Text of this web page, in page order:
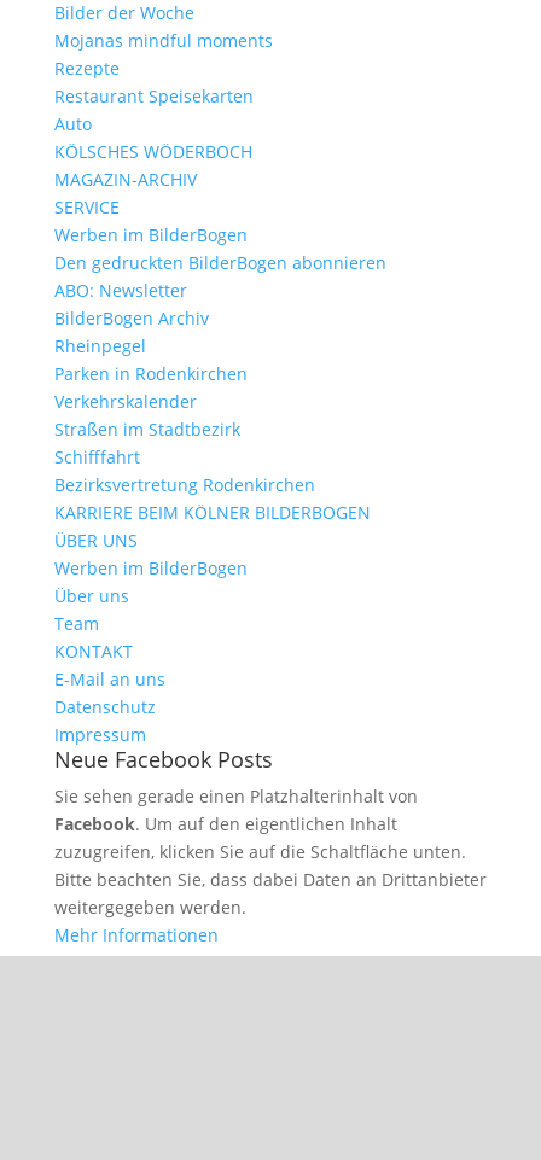
Bilder der Woche
Mojanas mindful moments
Rezepte
Restaurant Speisekarten
Auto
KÖLSCHES WÖDERBOCH
MAGAZIN-ARCHIV
SERVICE
Werben im BilderBogen
Den gedruckten BilderBogen abonnieren
ABO: Newsletter
BilderBogen Archiv
Rheinpegel
Parken in Rodenkirchen
Verkehrskalender
Straßen im Stadtbezirk
Schifffahrt
Bezirksvertretung Rodenkirchen
KARRIERE BEIM KÖLNER BILDERBOGEN
ÜBER UNS
Werben im BilderBogen
Über uns
Team
KONTAKT
E-Mail an uns
Datenschutz
Impressum
Neue Facebook Posts
Sie sehen gerade einen Platzhalterinhalt von
Facebook. Um auf den eigentlichen Inhalt
zuzugreifen, klicken Sie auf die Schaltfläche unten.
Bitte beachten Sie, dass dabei Daten an Drittanbieter
weitergegeben werden.
Mehr Informationen
Inhalt entsperren